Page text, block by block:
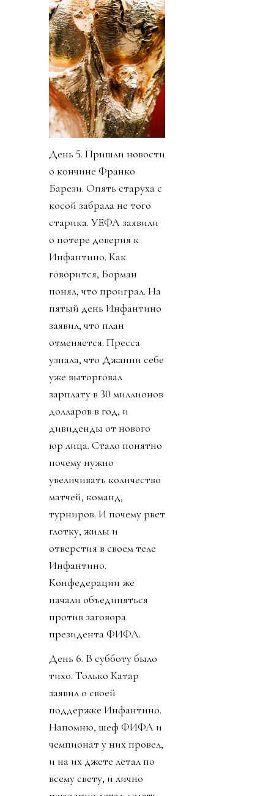
День 5. Пришли новости
о кончине Франко
Барези. Опять старуха с
косой забрала не того
старика. УЕФА заявили
о потере доверия к
Инфантино. Как
говорится, Борман
понял, что проиграл. На
пятый день Инфантино
заявил, что план
отменяется. Пресса
узнала, что Джанни себе
уже выторговал
зарплату в 30 миллионов
долларов в год, и
дивиденды от нового
юр лица. Стало понятно
почему нужно
увеличивать количество
матчей, команд,
турниров. И почему рвет
глотку, жилы и
отверстия в своем теле
Инфантино.
Конфедерации же
начали объединяться
против заговора
президента ФИФА.
День 6. В субботу было
тихо. Только Катар
заявил о своей
поддержке Инфантино.
Напомню, шеф ФИФА и
чемпионат у них провел,
и на их джете летал по
всему свету, и лично